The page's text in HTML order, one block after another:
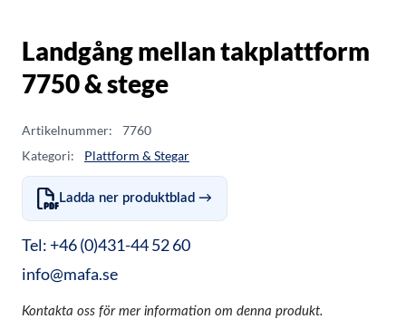
Landgång mellan takplattform
7750 & stege
Artikelnummer:
7760
Kategori:
Plattform & Stegar
Ladda ner produktblad →
Tel: +46 (0)431-44 52 60
info@mafa.se
Kontakta oss för mer information om denna produkt.